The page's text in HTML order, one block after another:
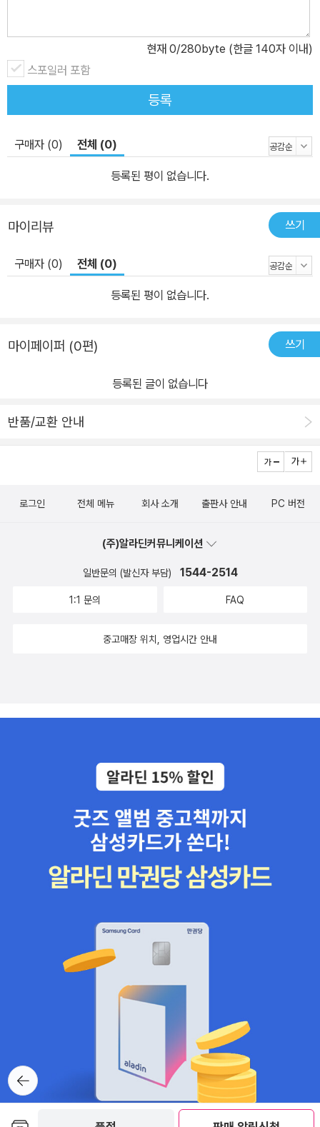
현재 0/280byte (한글 140자 이내)
스포일러 포함
등록
구매자 (0) 전체 (0)
등록된 평이 없습니다.
마이리뷰 쓰기
구매자 (0) 전체 (0)
등록된 평이 없습니다.
마이페이퍼 (0편) 쓰기
등록된 글이 없습니다
반품/교환 안내
뒤로가
기
로그인 전체 메뉴 회사 소개 출판사 안내 PC 버전
(주)알라딘커뮤니케이션
일반문의 (발신자 부담) 1544-2514
1:1 문의 FAQ
중고매장 위치, 영업시간 안내